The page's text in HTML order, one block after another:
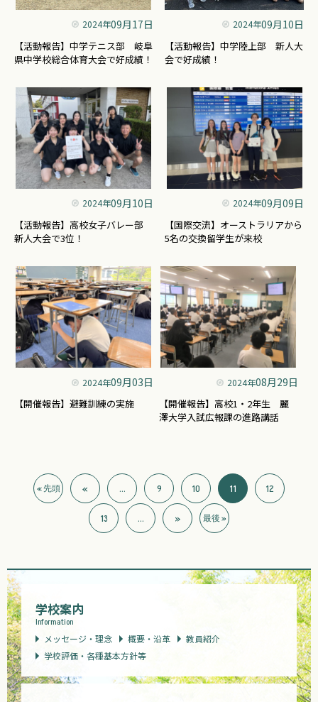
2024年09月17日
【活動報告】中学テニス部 岐阜
県中学校総合体育大会で好成績！
2024年09月10日
【活動報告】中学陸上部 新人大
会で好成績！
2024年09月10日
【活動報告】高校女子バレー部
新人大会で3位！
2024年09月09日
【国際交流】オーストラリアから
5名の交換留学生が来校
2024年09月03日
【開催報告】避難訓練の実施
2024年08月29日
【開催報告】高校1・2年生 麗
澤大学入試広報課の進路講話
« 先頭 « ... 9 10 11 12
13 ... » 最後 »
学校案内
Information
メッセージ・理念
概要・沿革
教員紹介
学校評価・各種基本方針等